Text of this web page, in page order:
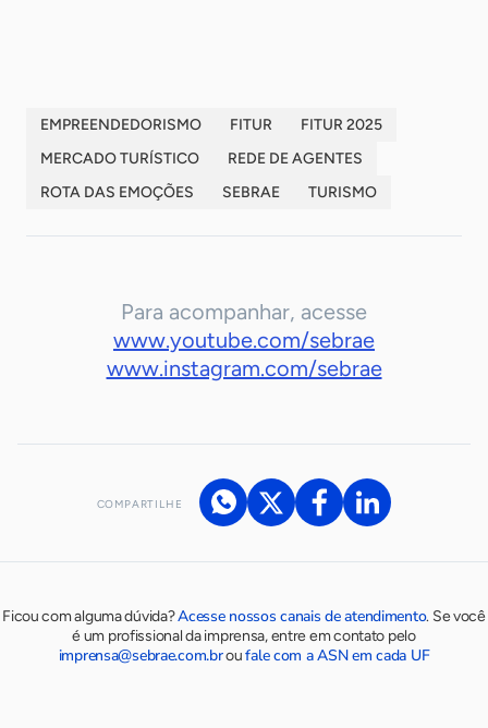
EMPREENDEDORISMO FITUR
FITUR 2025
MERCADO TURÍSTICO
REDE DE AGENTES
ROTA DAS EMOÇÕES
SEBRAE TURISMO
Para acompanhar, acesse
www.youtube.com/sebrae
www.instagram.com/sebrae
COMPARTILHE
Ficou com alguma dúvida?Acesse nossos canais de atendimento. Se você
é um profissional da imprensa, entre em contato pelo
imprensa@sebrae.com.broufale com a ASN em cada UF